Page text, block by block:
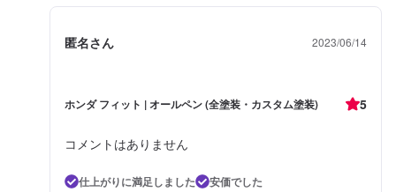
匿名さん 2023/06/14
ホンダ フィット | オールペン (全塗装・カスタム塗装) 5
コメントはありません
仕上がりに満足しました
安価でした